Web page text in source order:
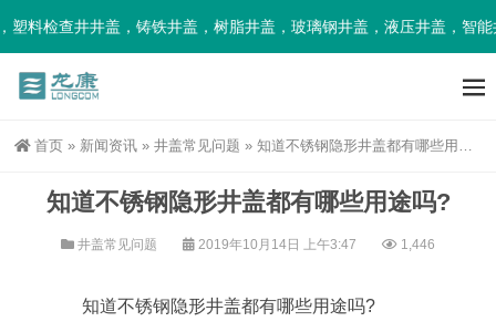
料检查井井盖，铸铁井盖，树脂井盖，玻璃钢井盖，液压井盖，智能
首页 » 新闻资讯 » 井盖常见问题 » 知道不锈钢隐形井盖都有哪些用途吗?
知道不锈钢隐形井盖都有哪些用途吗?
井盖常见问题 2019年10月14日 上午3:47 1,446
知道不锈钢隐形井盖都有哪些用途吗?